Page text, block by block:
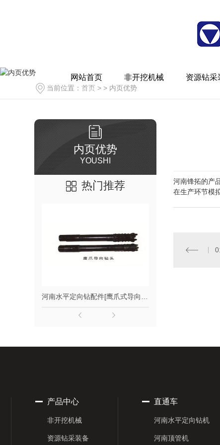
网站首页
Home
非开挖机械 资源钻采
XDN、XDT系列顶管机
XDN-H-R系列顶管机 XDN-S系列顶管机
当前位置： 首页 > > 内页优势
内页优势
YOUSHI
热门推荐
河南锋拓的产
在生产环节模
产品中心
非开挖机械
资源钻采装备
直通车
河南水平定向钻机
河南顶管机